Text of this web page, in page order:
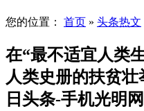
您的位置： 首页 » 头条热文
在“最不适宜人类
人类史册的扶贫
日头条-手机光明网